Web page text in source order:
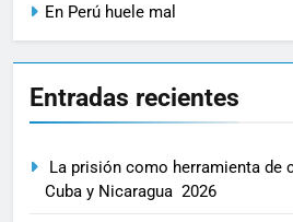
En Perú huele mal
Entradas recientes
La prisión como herramienta de
Cuba y Nicaragua 2026